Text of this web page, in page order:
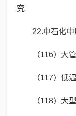
究
22.中石化中
（116）大
（117）低
（118）大